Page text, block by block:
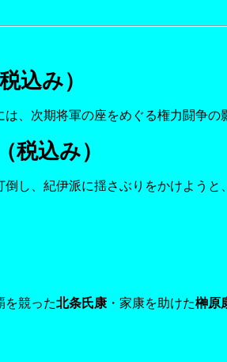
込み）
、次期将軍の座をめぐる権力闘争の
税込み）
し、紀伊派に揺さぶりをかけよう
を競った北条氏康 ・家康を助けた榊原